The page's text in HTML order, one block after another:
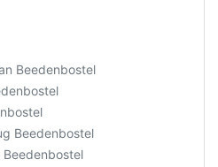
Beedenbostel
Beedenbostel